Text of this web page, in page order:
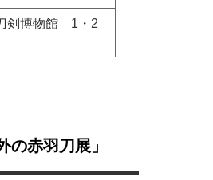
剣博物館 1・2
の赤羽刀展」